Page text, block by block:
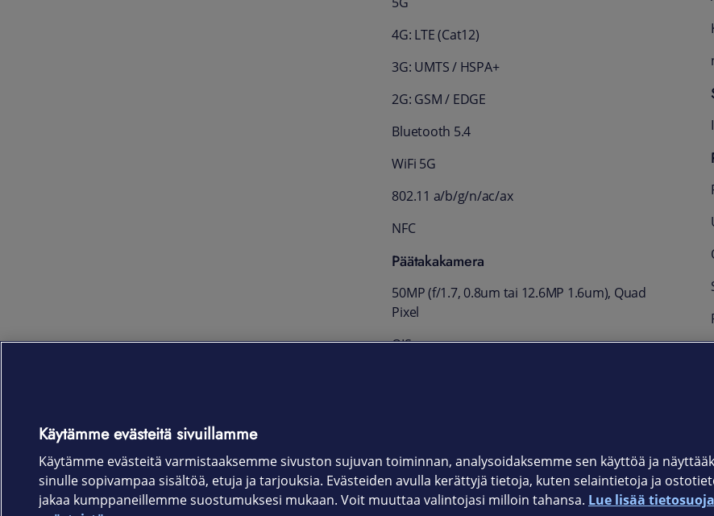
4G: LTE (Cat12)
3G: UMTS / HSPA+
2G: GSM / EDGE
Bluetooth 5.4
WiFi 5G
802.11 a/b/g/n/ac/ax
NFC
Päätakakamera
50MP (f/1.7, 0.8um tai 12.6MP 1.6um), Quad
Pixel
OIS
Käytämme evästeitä sivuillamme
Käytämme evästeitä varmistaaksemme sivuston sujuvan toiminnan, analysoidaksemme sen käyttöä ja
sinulle sopivampaa sisältöä, etuja ja tarjouksia. Evästeiden avulla kerättyjä tietoja, kuten selaintietoja ja
jakaa kumppaneillemme suostumuksesi mukaan. Voit muuttaa valintojasi milloin tahansa. Lue lisää